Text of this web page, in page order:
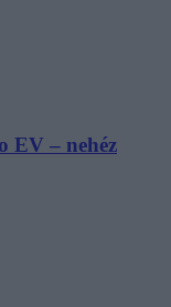
EV – nehéz